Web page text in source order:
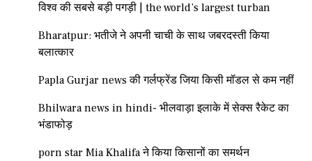
विश्व की सबसे बड़ी पगड़ी | the world’s largest turban
Bharatpur: भतीजे ने अपनी चाची के साथ जबरदस्ती किया
बलात्कार
Papla Gurjar news की गर्लफ्रेंड जिया किसी मॉडल से कम नहीं
Bhilwara news in hindi- भीलवाड़ा इलाके में सेक्स रैकेट का
भंडाफोड़
porn star Mia Khalifa ने किया किसानों का समर्थन